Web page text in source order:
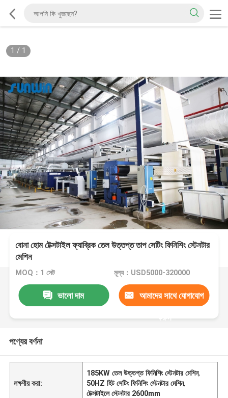
1 / 1
বোনা হোম টেক্সটাইল ফ্যাব্রিক তেল উত্তপ্ত তাপ সেটিং ফিনিশিং স্টেনটার
মেশিন
MOQ：1 সেট মূল্য：USD5000-320000
ভালো দাম আমাদের সাথে যোগাযোগ
করুন
পণ্যের বর্ণনা
লক্ষণীয় করা:
185KW তেল উত্তপ্ত ফিনিশিং স্টেনটার মেশিন,
50HZ হিট সেটিং ফিনিশিং স্টেনটার মেশিন,
টেক্সটাইলে স্টেনটার 2600mm